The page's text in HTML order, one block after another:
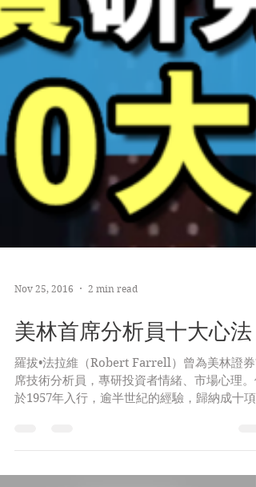
美林首席分析員十大心法
羅拔•法拉維（Robert Farrell）曾為美林證券
席技術分析員，專研投資者情緒、市場心理。